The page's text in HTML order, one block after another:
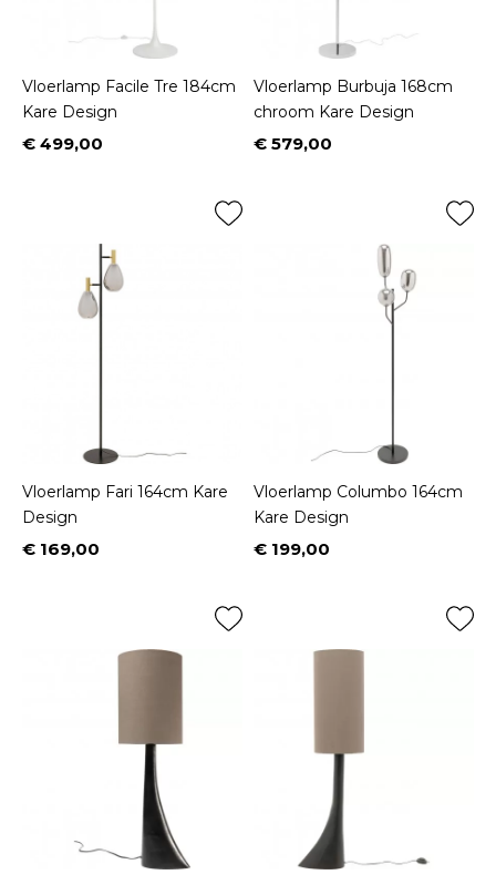
Vloerlamp Facile Tre 184cm
Kare Design
Prijs
€ 499,00
Vloerlamp Burbuja 168cm
chroom Kare Design
Prijs
€ 579,00
Vloerlamp Fari 164cm Kare
Design
Prijs
€ 169,00
Vloerlamp Columbo 164cm
Kare Design
Prijs
€ 199,00